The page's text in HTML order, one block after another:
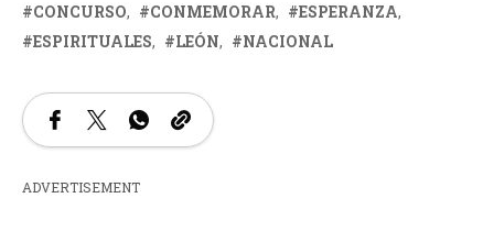
CONCURSO CONMEMORAR
ESPERANZA
ESPIRITUALES
LEÓN NACIONAL
ADVERTISEMENT